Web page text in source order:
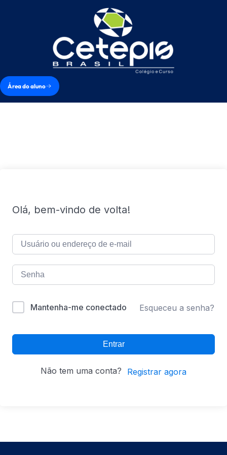
Área do aluno
Olá, bem-vindo de volta!
Mantenha-me conectado Esqueceu a senha?
Entrar
Não tem uma conta? Registrar agora